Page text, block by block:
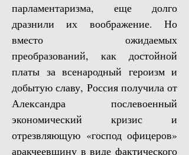
парламентаризма, еще долго
дразнили их воображение. Но
вместо ожидаемых
преобразований, как достойной
платы за всенародный героизм и
добытую славу, Россия получила от
Александра послевоенный
экономический кризис и
отрезвляющую «господ офицеров»
аракчеевщину в виде фактического